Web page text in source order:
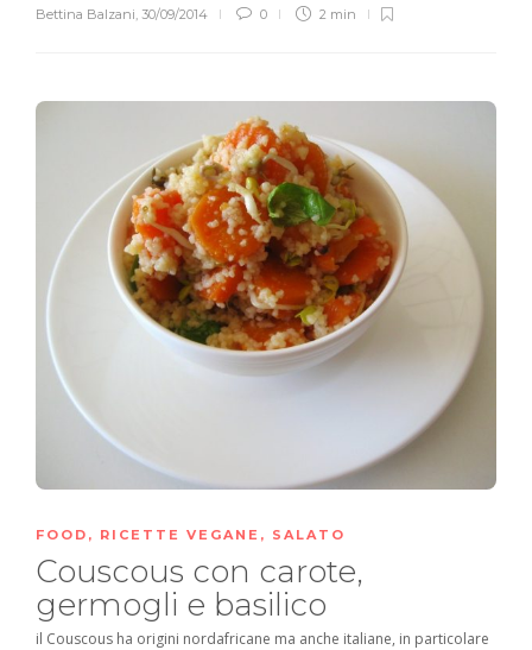
Bettina Balzani, 30/09/2014 0 2 min
FOOD , RICETTE VEGANE , SALATO
Couscous con carote,
germogli e basilico
il Couscous ha origini nordafricane ma anche italiane, in particolare